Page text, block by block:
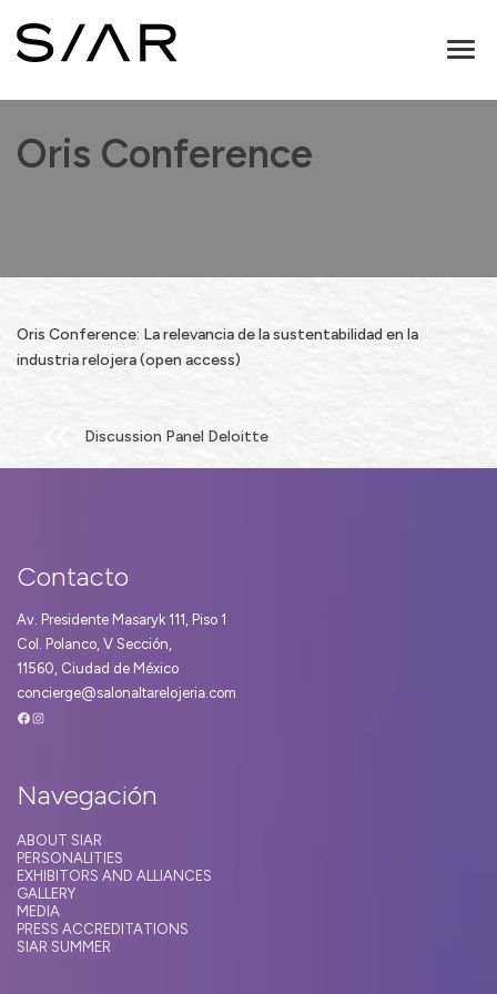
Oris Conference
Oris Conference: La relevancia de la sustentabilidad en la
industria relojera (open access)
Post
navigation
Discussion Panel Deloitte
Contacto
Av. Presidente Masaryk 111, Piso 1
Col. Polanco, V Sección,
11560, Ciudad de México
concierge@salonaltarelojeria.com
Facebook
Instagram
Navegación
ABOUT SIAR
PERSONALITIES
EXHIBITORS AND ALLIANCES
GALLERY
MEDIA
PRESS ACCREDITATIONS
SIAR SUMMER